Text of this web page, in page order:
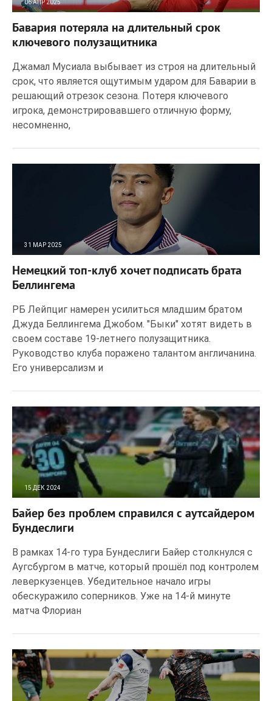
06 АПР 2025
Бавария потеряла на длительный срок
ключевого полузащитника
Джамал Мусиала выбывает из строя на длительный
срок, что является ощутимым ударом для Баварии в
решающий отрезок сезона. Потеря ключевого
игрока, демонстрировавшего отличную форму,
несомненно,
31 МАР 2025
Немецкий топ-клуб хочет подписать брата
Беллингема
РБ Лейпциг намерен усилиться младшим братом
Джуда Беллингема Джобом. "Быки" хотят видеть в
своем составе 19-летнего полузащитника.
Руководство клуба поражено талантом англичанина.
Его универсализм и
15 ДЕК 2024
Байер без проблем справился с аутсайдером
Бундеслиги
В рамках 14-го тура Бундеслиги Байер столкнулся с
Аугсбургом в матче, который прошёл под контролем
леверкузенцев. Убедительное начало игры
обескуражило соперников. Уже на 14-й минуте
матча Флориан